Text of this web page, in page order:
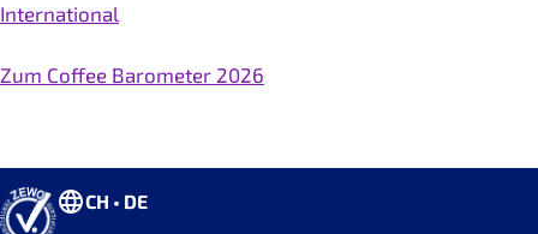
International
Zum Coffee Barometer 2026
CH • DE